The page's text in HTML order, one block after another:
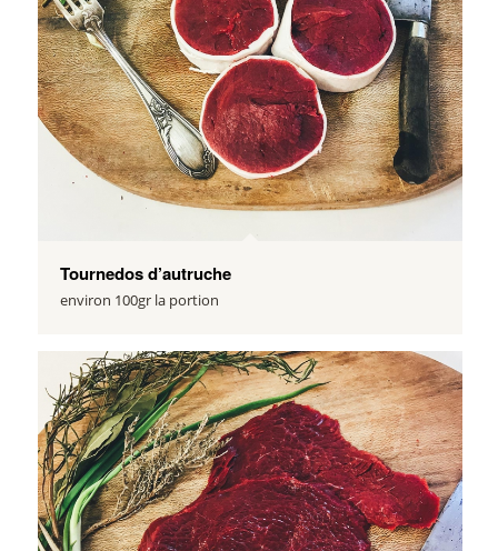
Tournedos d’autruche
environ 100gr la portion